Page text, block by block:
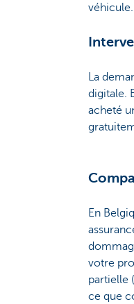
véhicule.
La
digitale.
acheté
En
votre
partielle
ce que